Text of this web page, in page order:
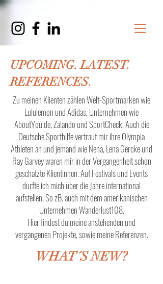
UPCOMING. LATEST.
REFERENCES.
Zu meinen Klienten zählen Welt-Sportmarken wie
Lululemon und Adidas, Unternehmen wie
AboutYou.de, Zalando und SportCheck.Auch die
Deutsche Sporthilfe vertraut mir ihre Olympia
Athleten an und jemand wie Nena, Lena Gercke und
Ray Garvey waren mir in der Vergangenheit schon
geschätzte Klientinnen. Auf Festivals und Events
durfte ich mich über die Jahre international
aufstellen. So zB. auch mit dem amerikanischen
Unternehmen Wanderlust108.
Hier findest du meine anstehenden und
vergangenen Projekte, sowie meine Referenzen.
WHAT´S NEW?